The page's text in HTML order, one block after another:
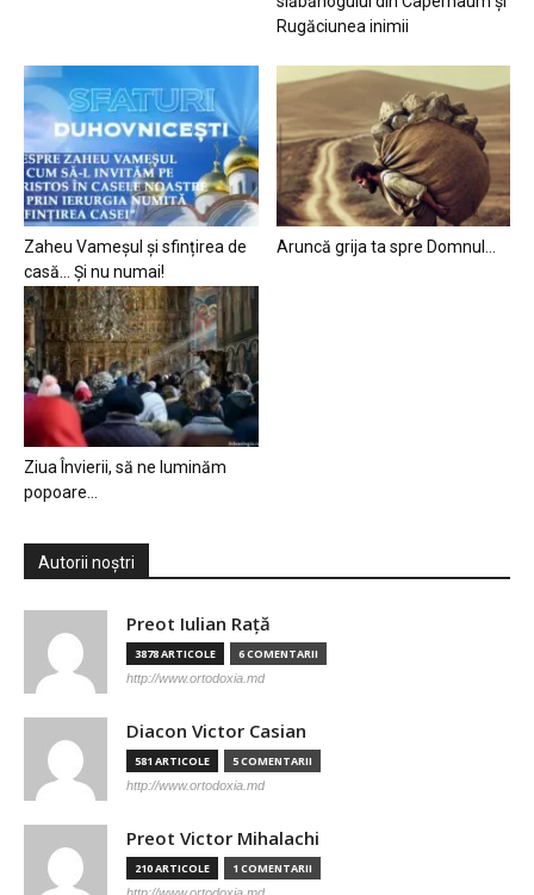
Rugăciunea inimii
Zaheu Vameșul și sfințirea de
casă… Și nu numai!
Aruncă grija ta spre Domnul…
Ziua Învierii, să ne luminăm
popoare…
Autorii noștri
Preot Iulian Raţă
3878 ARTICOLE 6 COMENTARII
http://www.ortodoxia.md
Diacon Victor Casian
581 ARTICOLE 5 COMENTARII
http://www.ortodoxia.md
Preot Victor Mihalachi
210 ARTICOLE 1 COMENTARII